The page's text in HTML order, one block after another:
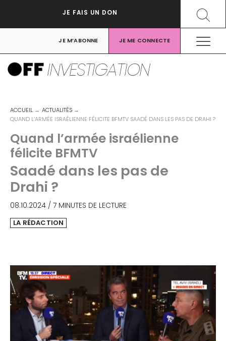
JE FAIS UN DON
JE M’ABONNE JE ME CONNECTE
INVESTIGATION
ACCUEIL
ACTUALITÉS
QUAND L’ARMÉE ISRAÉLIENNE FÉLICITE BFMTV SAADÉ DANS LES PAS DE DRAHI ?
Quand l’armée israélienne
félicite BFMTV
Saadé dans les pas de
Drahi ?
08.10.2024 / 7 MINUTES DE LECTURE
LA RÉDACTION